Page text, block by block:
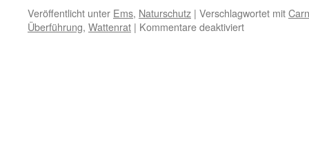
Veröffentlicht unter Ems, Naturschutz | Verschlagwortet mit
Überführung, Wattenrat | Kommentare deaktiviertfür